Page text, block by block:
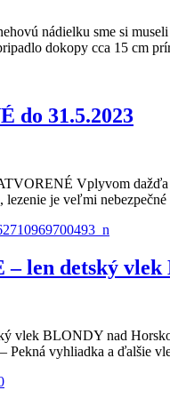
nádielku sme si
dokopy cca 15 cm
do 31.5.2023
Vplyvom dažďa
lezenie je veľmi
len detský
vlek BLONDY nad
Pekná vyhliadka a ďalšie